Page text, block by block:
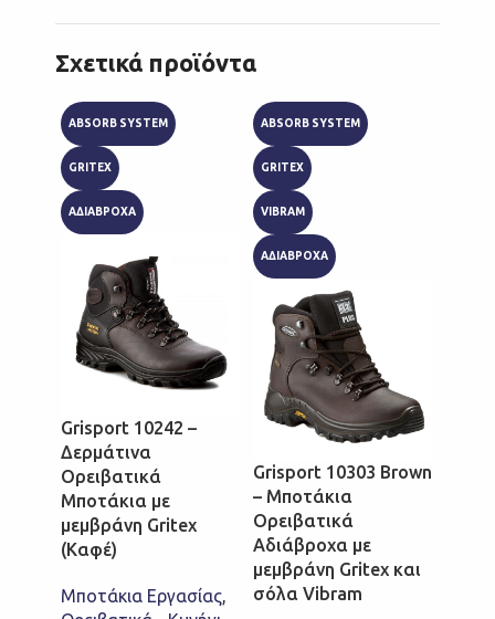
Σχετικά προϊόντα
ABSORB SYSTEM
GRITEX
ΑΔΙΑΒΡΟΧΑ
Grisport 10242 –
Δερμάτινα
Ορειβατικά
Μποτάκια με
μεμβράνη Gritex
(Καφέ)
Μποτάκια Εργασίας,
ABSORB SYSTEM
GRITEX
VIBRAM
ΑΔΙΑΒΡΟΧΑ
Grisport 10303 Brown
– Μποτάκια
Ορειβατικά
Αδιάβροχα με
μεμβράνη Gritex και
σόλα Vibram